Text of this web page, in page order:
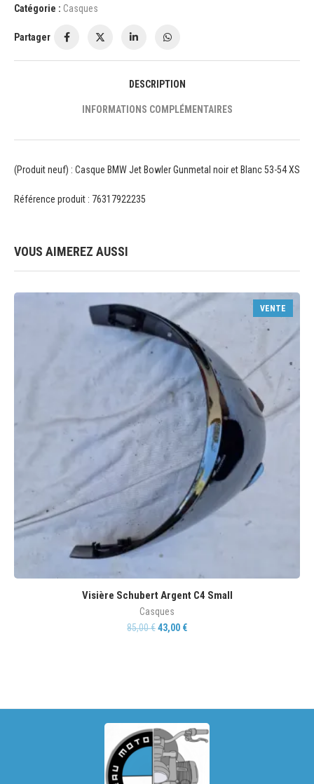
Catégorie : Casques
Partager
DESCRIPTION
INFORMATIONS COMPLÉMENTAIRES
(Produit neuf) : Casque BMW Jet Bowler Gunmetal noir et Blanc 53-54 XS
Référence produit : 76317922235
VOUS AIMEREZ AUSSI
VENTE
Visière Schubert Argent C4 Small
Casques
85,00€43,00 €